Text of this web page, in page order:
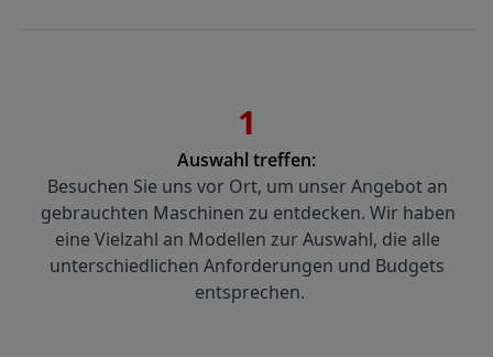
1
Auswahl treffen:
Besuchen Sie uns vor Ort, um unser Angebot an
gebrauchten Maschinen zu entdecken. Wir haben
eine Vielzahl an Modellen zur Auswahl, die alle
unterschiedlichen Anforderungen und Budgets
entsprechen.